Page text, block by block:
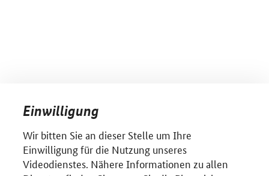
Einwilligung
Wir bitten Sie an dieser Stelle um Ihre
Einwilligung für die Nutzung unseres
Videodienstes. Nähere Informationen zu allen